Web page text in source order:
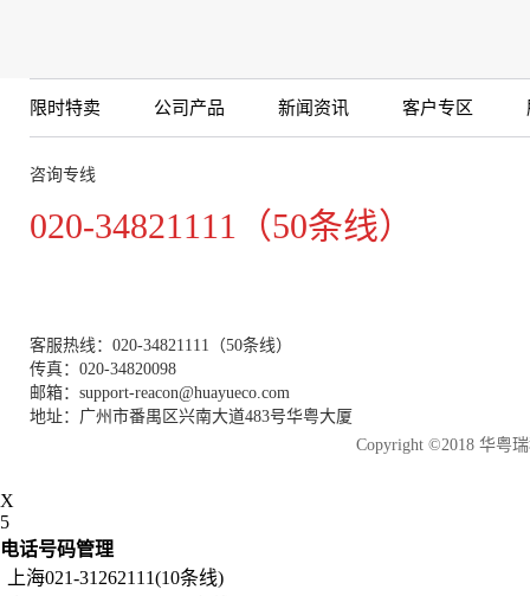
限时特卖 公司产品 新闻资讯 客户专区
咨询专线
020-34821111（50条线）
客服热线：020-34821111（50条线）
传真：020-34820098
邮箱：support-reacon@huayueco.com
地址：广州市番禺区兴南大道483号华粤大厦
Copyright ©2018 华粤
X
5
电话号码管理
上海021-31262111(10条线)